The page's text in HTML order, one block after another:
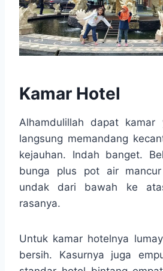
Kamar Hotel
Alhamdulillah dapat
langsung memandang
kejauhan. Indah banget.
bunga plus pot air
undak dari bawah ke
rasanya.
Untuk kamar hotelnya
bersih. Kasurnya juga